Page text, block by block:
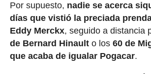
Por supuesto, nadie se acerca
días que vistió la preciada
Eddy Merckx, seguido a distancia
de Bernard Hinault o los 60 de
que acaba de igualar Pogacar.